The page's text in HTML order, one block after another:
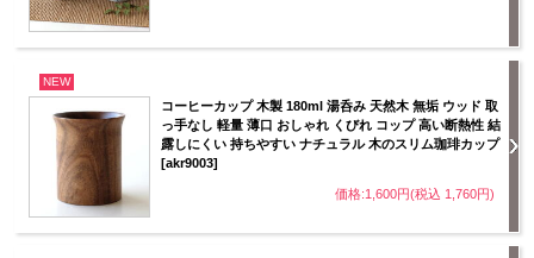
NEW
コーヒーカップ 木製 180ml 湯呑み 天然木 無垢 ウッド 取
っ手なし 軽量 薄口 おしゃれ くびれ コップ 高い断熱性 結
露しにくい 持ちやすい ナチュラル 木のスリム珈琲カップ
[akr9003]
価格:1,600円(税込 1,760円)